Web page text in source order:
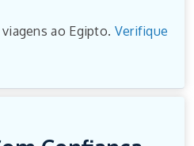
ao Egipto. Verifique